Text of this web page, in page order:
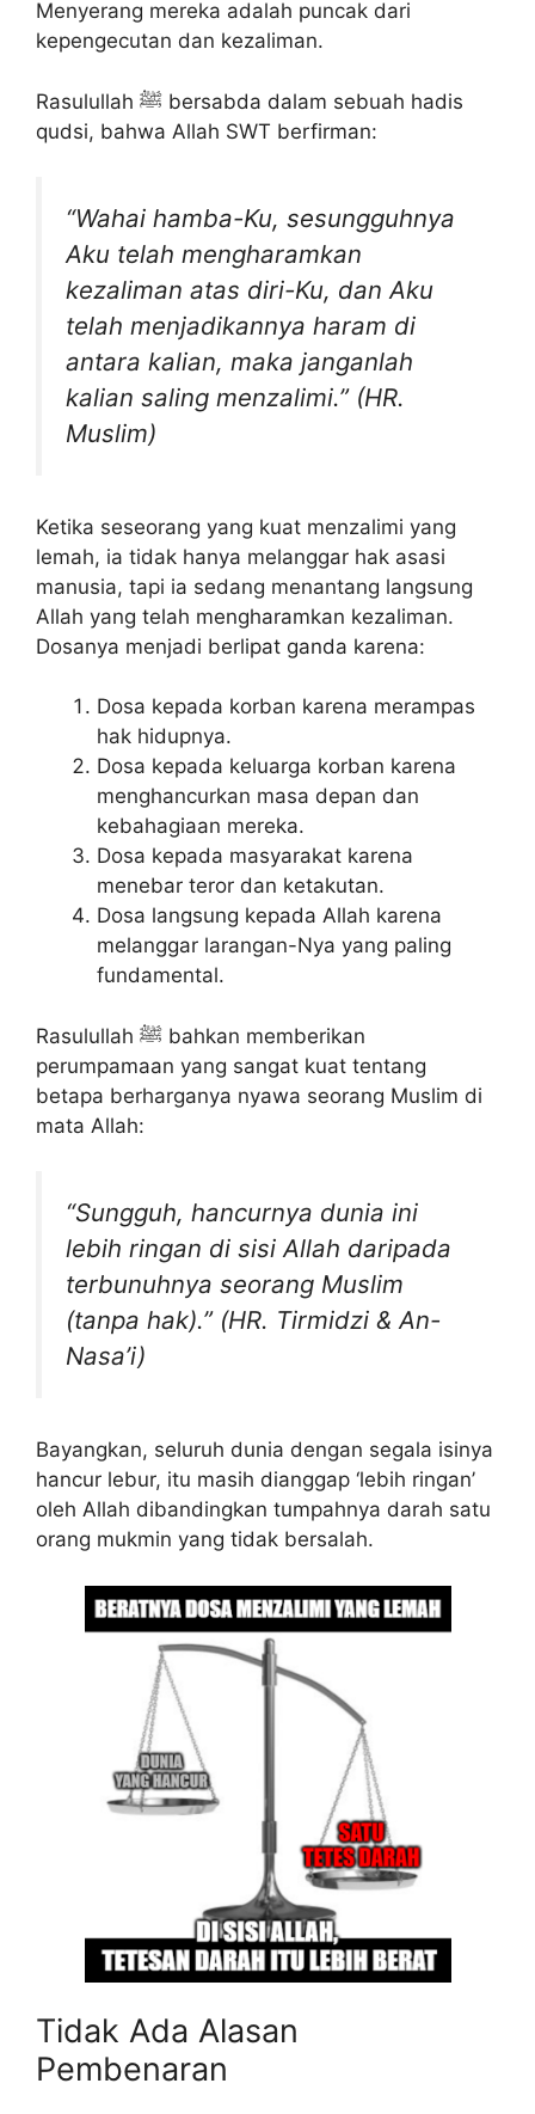
Menyerang mereka adalah puncak dari
kepengecutan dan kezaliman.
Rasulullah ﷺ bersabda dalam sebuah hadis
qudsi, bahwa Allah SWT berfirman:
“Wahai hamba-Ku, sesungguhnya
Aku telah mengharamkan
kezaliman atas diri-Ku, dan Aku
telah menjadikannya haram di
antara kalian, maka janganlah
kalian saling menzalimi.” (HR.
Muslim)
Ketika seseorang yang kuat menzalimi yang
lemah, ia tidak hanya melanggar hak asasi
manusia, tapi ia sedang menantang langsung
Allah yang telah mengharamkan kezaliman.
Dosanya menjadi berlipat ganda karena:
Dosa kepada korban karena merampas
hak hidupnya.
Dosa kepada keluarga korban karena
menghancurkan masa depan dan
kebahagiaan mereka.
Dosa kepada masyarakat karena
menebar teror dan ketakutan.
Dosa langsung kepada Allah karena
melanggar larangan-Nya yang paling
fundamental.
Rasulullah ﷺ bahkan memberikan
perumpamaan yang sangat kuat tentang
betapa berharganya nyawa seorang Muslim di
mata Allah:
“Sungguh, hancurnya dunia ini
lebih ringan di sisi Allah daripada
terbunuhnya seorang Muslim
(tanpa hak).” (HR. Tirmidzi & An-
Nasa’i)
Bayangkan, seluruh dunia dengan segala isinya
hancur lebur, itu masih dianggap ‘lebih ringan’
oleh Allah dibandingkan tumpahnya darah satu
orang mukmin yang tidak bersalah.
Tidak Ada Alasan
Pembenaran